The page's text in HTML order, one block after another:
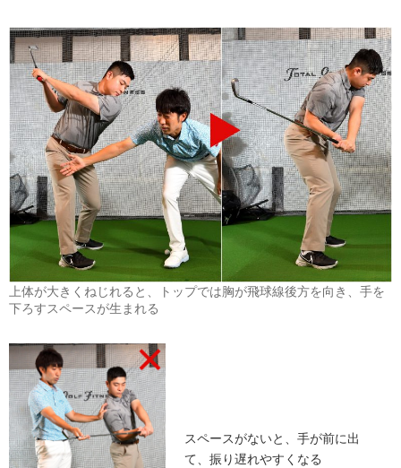
上体が大きくねじれると、トップでは胸が飛球線後方を向き、手を
下ろすスペースが生まれる
スペースがないと、手が前に出
て、振り遅れやすくなる